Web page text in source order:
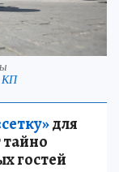
КП
для
тайно
гостей